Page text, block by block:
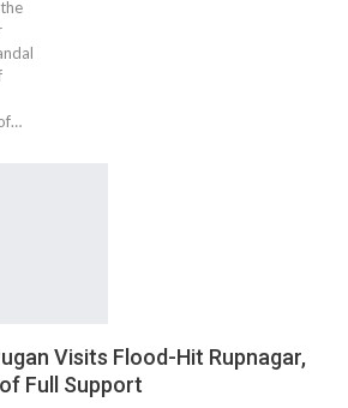
Visits Flood-Hit Rupnagar,
Full Support